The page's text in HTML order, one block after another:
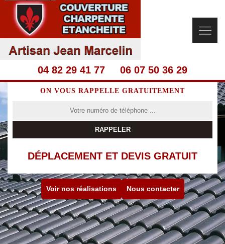
04 82 29 41 77 06 07 50 36 29
ON VOUS RAPPELLE GRATUITEMENT
DÉPLACEMENT ET DEVIS GRATUIT
Voir nos réalisations Nous contacter